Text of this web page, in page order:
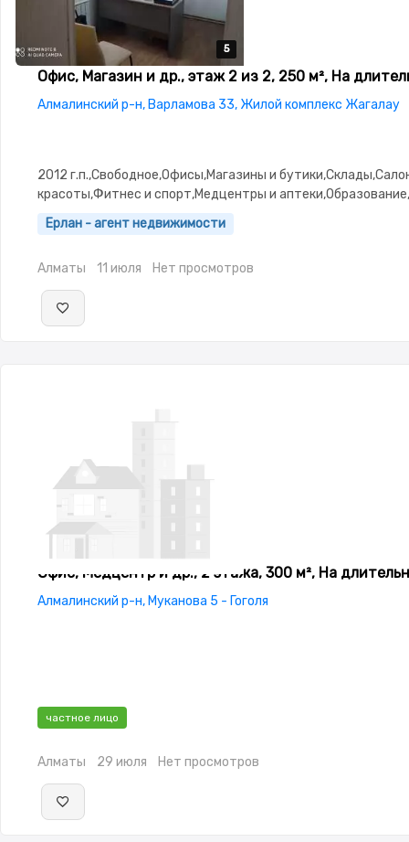
5
5
5
5
5
Офис, Магазин и др., этаж 2 из 2, 250 м², На
Алмалинский р-н, Варламова 33, Жилой комплекс Жагалау
2012 г.п.,Свободное,Офисы,Магазины и
красоты,Фитнес и спорт,Медцентры и
залы,Кабинеты и рабочие места,Студии,паркинг: Паркинг
Ерлан - агент недвижимости
Алматы 11 июля Нет просмотров
Офис, Медцентр и др., 2 этажа, 300 м², На
Алмалинский р-н, Муканова 5 - Гоголя
частное лицо
Алматы 29 июля Нет просмотров